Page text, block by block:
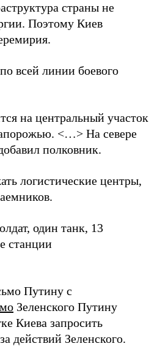
страны не
Поэтому Киев
всей линии боевого
на центральный участок
<…> На севере
полковник.
логистические центры,
один танк, 13
станции
Путину с
Зеленского Путину
Киева запросить
действий Зеленского.